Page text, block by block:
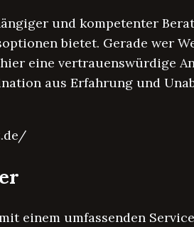
und kompetenter
bietet. Gerade wer
eine vertrauenswürdige
aus Erfahrung und
einem umfassenden